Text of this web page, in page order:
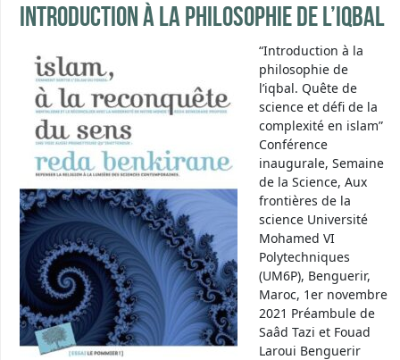
Introduction à la philosophie de l’iqbal
“Introduction à la
philosophie de
l’iqbal. Quête de
science et défi de la
complexité en islam”
Conférence
inaugurale, Semaine
de la Science, Aux
frontières de la
science Université
Mohamed VI
Polytechniques
(UM6P), Benguerir,
Maroc, 1er novembre
2021 Préambule de
Saâd Tazi et Fouad
Laroui Benguerir